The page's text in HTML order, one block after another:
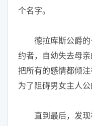
个名字。
德拉库斯公爵的
约者，自幼失去母亲
把所有的感情都倾
为了阻碍男女主人公
直到最后，发现